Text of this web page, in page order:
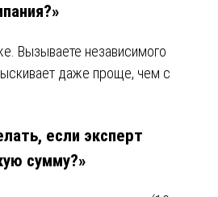
Вызываете независимого
даже проще, чем с
если эксперт
сумму?»